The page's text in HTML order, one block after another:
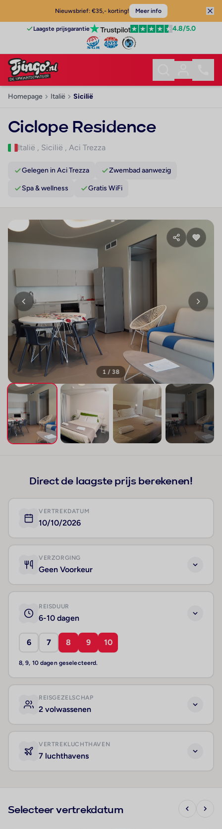
Nieuwsbrief: €35,- korting! Meer info
Laagste prijsgarantie 4.8/5.0
Homepage Italië Sicilië
Ciclope Residence
Italië , Sicilië , Aci Trezza
Gelegen in Aci Trezza Zwembad aanwezig
Spa & wellness Gratis WiFi
1 / 38
Direct de laagste prijs berekenen!
VERTREKDATUM
10/10/2026
VERZORGING
Geen Voorkeur
REISDUUR
6-10 dagen
6 7 8 9 10
8, 9, 10 dagen geselecteerd.
REISGEZELSCHAP
2 volwassenen
VERTREKLUCHTHAVEN
7 luchthavens
Selecteer vertrekdatum